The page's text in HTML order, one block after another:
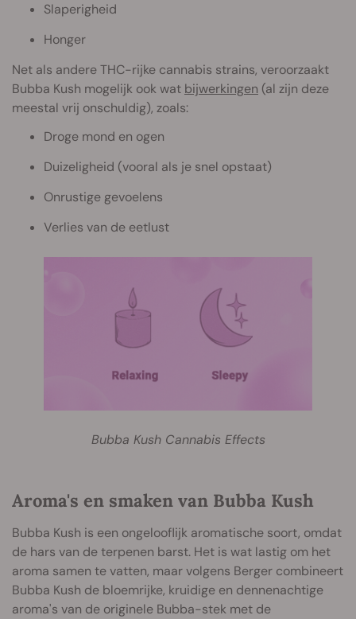
Slaperigheid
Honger
Net als andere THC-rijke cannabis strains, veroorzaakt
Bubba Kush mogelijk ook wat bijwerkingen (al zijn deze
meestal vrij onschuldig), zoals:
Droge mond en ogen
Duizeligheid (vooral als je snel opstaat)
Onrustige gevoelens
Verlies van de eetlust
Bubba Kush Cannabis Effects
Aroma's en smaken van Bubba Kush
Bubba Kush is een ongelooflijk aromatische soort, omdat
de hars van de terpenen barst. Het is wat lastig om het
aroma samen te vatten, maar volgens Berger combineert
Bubba Kush de bloemrijke, kruidige en dennenachtige
aroma's van de originele Bubba-stek met de